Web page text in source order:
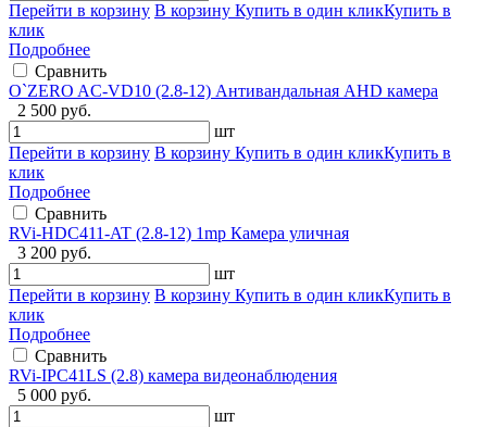
Перейти в корзину В корзину Купить в один кликКупить в
клик
Подробнее
Сравнить
O`ZERO AC-VD10 (2.8-12) Антивандальная AHD камера
2 500 руб.
шт
Перейти в корзину В корзину Купить в один кликКупить в
клик
Подробнее
Сравнить
RVi-HDC411-AT (2.8-12) 1mp Камера уличная
3 200 руб.
шт
Перейти в корзину В корзину Купить в один кликКупить в
клик
Подробнее
Сравнить
RVi-IPC41LS (2.8) камера видеонаблюдения
5 000 руб.
шт